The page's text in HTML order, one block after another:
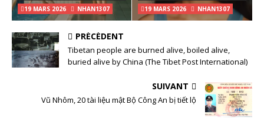
19 MARS 2026 NHAN1307 19 MARS 2026 NHAN1307
PRÉCÉDENT
Tibetan people are burned alive, boiled alive,
buried alive by China (The Tibet Post International)
SUIVANT
Vũ Nhôm, 20 tài liệu mật Bộ Công An bị tiết lộ